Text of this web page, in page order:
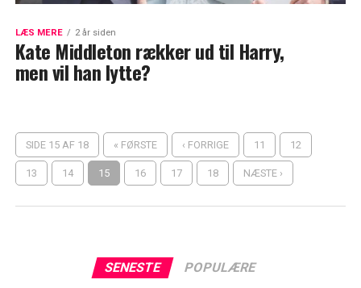
LÆS MERE 2 år siden
Kate Middleton rækker ud til Harry,
men vil han lytte?
SIDE 15 AF 18 « FØRSTE ‹ FORRIGE 11 12
13 14 15 16 17 18 NÆSTE ›
SENESTE POPULÆRE